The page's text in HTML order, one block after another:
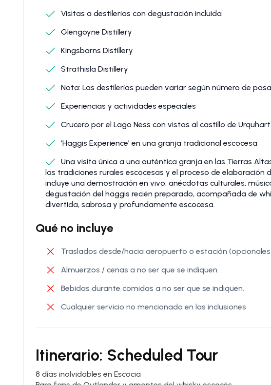
Visitas a destilerías con degustación incluida
Glengoyne Distillery
Kingsbarns Distillery
Strathisla Distillery
Nota: Las destilerías pueden variar según número de
Experiencias y actividades especiales
Crucero por el Lago Ness con vistas al castillo de Urquhart
‘Haggis Experience’ en una granja tradicional escocesa
Una visita única a una auténtica granja en las Tierras
las tradiciones rurales escocesas y el proceso de elaboración
incluye una demostración en vivo, anécdotas culturales,
degustación del haggis recién preparado, acompañada de
divertida, sabrosa y profundamente escocesa.
Qué no incluye
Traslados desde/hacia aeropuerto o estación
Almuerzos / cenas a no ser que se indiquen.
Bebidas durante comidas a no ser que se indiquen.
Cualquier servicio no mencionado en las inclusiones
Itinerario: Scheduled Tour
8 días inolvidables en Escocia